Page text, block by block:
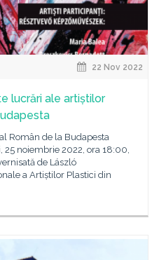
22 Nov 2022
lucrări ale artiștilor
Român de la Budapesta
noiembrie 2022, ora 18:00,
de László
a Artiștilor Plastici din